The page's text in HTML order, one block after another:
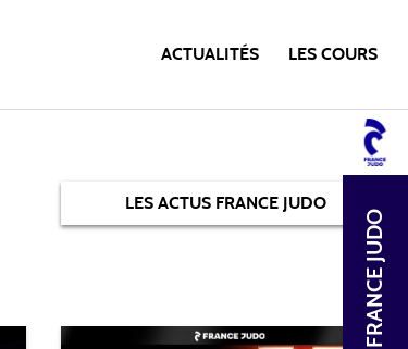
ACTUALITÉS LES COURS
FRANCE JUDO
LES ACTUS FRANCE JUDO